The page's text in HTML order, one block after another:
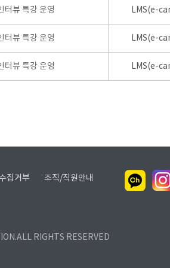
터뷰 특강 운영 LMS(e-
터뷰 특강 운영 LMS(e-
터뷰 특강 운영 LMS(e-
집거부 조직/직원안내
RIGHTS RESERVED